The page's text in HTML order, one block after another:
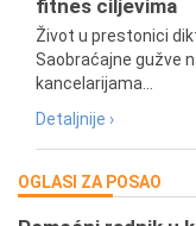
fitnes ciljevima
Život u prestonici
Saobraćajne gužve
kancelarijama...
Detaljnije ›
OGLASI ZA POSAO